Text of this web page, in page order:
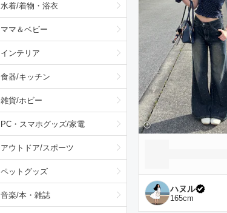
水着/着物・浴衣
ママ＆ベビー
インテリア
食器/キッチン
雑貨/ホビー
PC・スマホグッズ/家電
アウトドア/スポーツ
ペットグッズ
音楽/本・雑誌
ハヌル
165cm